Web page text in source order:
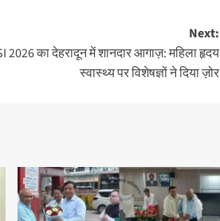
Next:
2026 का देहरादून में शानदार आगाज़: महिला हृदय
स्वास्थ्य पर विशेषज्ञों ने दिया ज़ोर